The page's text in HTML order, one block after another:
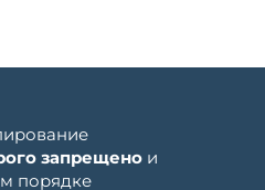
запрещено и
порядке